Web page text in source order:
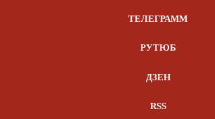
ТЕЛЕГРАММ
РУТЮБ
ДЗЕН
RSS